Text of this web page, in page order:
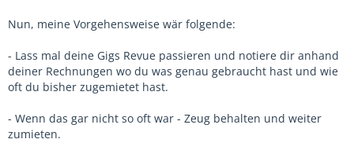
Nun, meine Vorgehensweise wär folgende:
- Lass mal deine Gigs Revue passieren und notiere dir anhand
deiner Rechnungen wo du was genau gebraucht hast und wie
oft du bisher zugemietet hast.
- Wenn das gar nicht so oft war - Zeug behalten und weiter
zumieten.